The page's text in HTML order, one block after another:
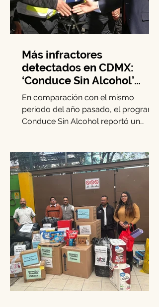
Más infractores
detectados en CDMX:
‘Conduce Sin Alcohol’
crece 15.3% en diciembre
En comparación con el mismo
periodo del año pasado, el programa
incremento del 15.3% en los casos
de...